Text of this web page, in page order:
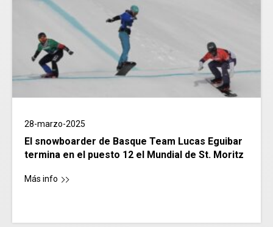
28-marzo-2025
El snowboarder de Basque Team Lucas Eguibar
termina en el puesto 12 el Mundial de St. Moritz
Más info